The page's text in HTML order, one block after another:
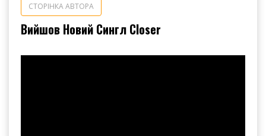
СТОРІНКА АВТОРА
Вийшов Новий Сингл Closer